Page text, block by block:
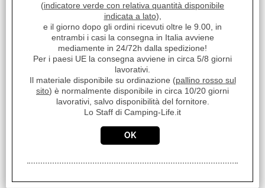
CARAVAN SOPLAIR
(indicatore verde con relativa quantità disponibile
indicata a lato),
e il giorno dopo gli ordini ricevuti oltre le 9.00, in
entrambi i casi la consegna in Italia avviene
mediamente in 24/72h dalla spedizione!
Per i paesi UE la consegna avviene in circa 5/8 giorni
lavorativi.
Il materiale disponibile su ordinazione (pallino rosso sul
sito) è normalmente disponibile in circa 10/20 giorni
lavorativi, salvo disponibilità del fornitore.
Lo Staff di Camping-Life.it